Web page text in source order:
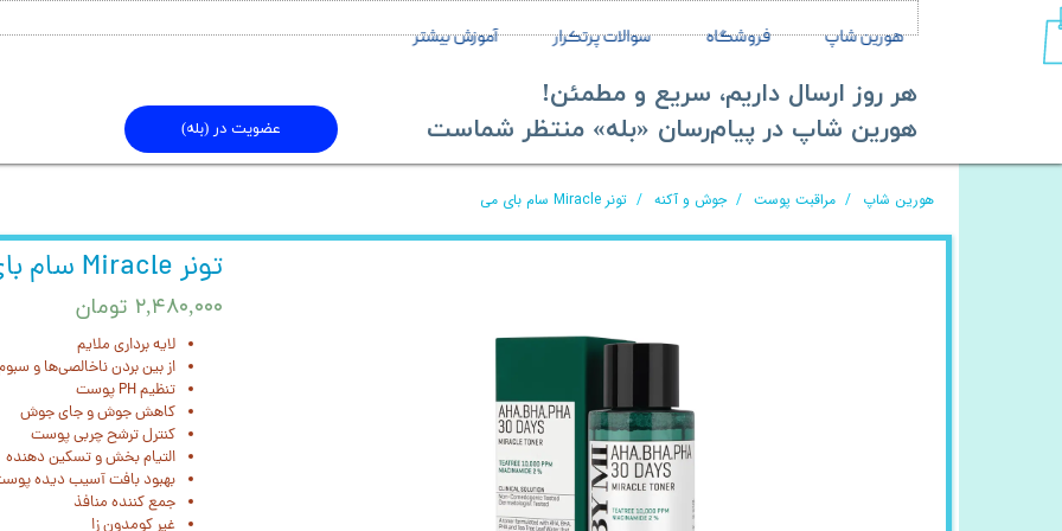
هورین شاپ فروشگاه سوالات پرتکرار آموزش بیشتر
هر روز ارسال داریم، سریع و مطمئن!
​​​​​​​هورین شاپ در پیام‌رسان «بله» منتظر شماست​​​​​​​
عضویت در (بله)
هورین شاپ مراقبت پوست جوش و آکنه تونر Miracle سام بای می
تونر Miracle سام بای می
۲,۴۸۰,۰۰۰ تومان
لایه برداری ملایم
از بین بردن ناخالصی‌ها و
تنظیم PH پوست
کاهش جوش و جای جوش
کنترل ترشح چربی پوست
التیام بخش و تسکین دهنده
بهبود بافت آسیب دیده
جمع کننده منافذ
غیر کومدون زا